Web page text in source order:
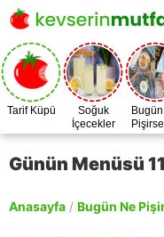
Tarif Küpü
Soğuk
İçecekler
Günün Menüsü
Anasayfa / Bugün Ne